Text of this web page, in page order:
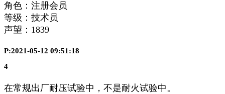
角色：注册会员
等级：技术员
声望： 1839
P:2021-05-12 09:51:18
4
在常规出厂耐压试验中，不是耐火试验中。